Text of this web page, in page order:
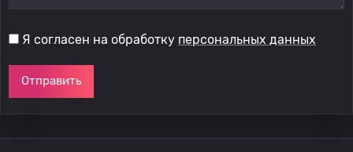
Я согласен на обработку персональных данных
Отправить